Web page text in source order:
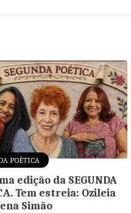
POÉTICA
edição da SEGUNDA
Tem estreia: Ozileia
Simão